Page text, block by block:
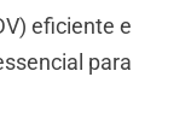
eficiente e
para